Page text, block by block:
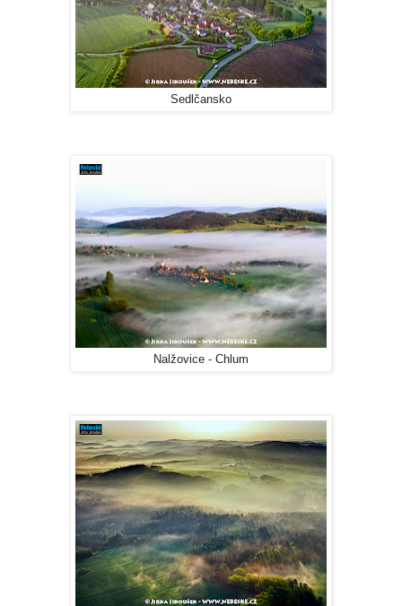
Sedlčansko
Nalžovice - Chlum